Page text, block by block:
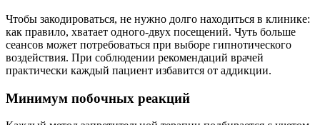
Чтобы закодироваться, не нужно долго находиться в клинике:
как правило, хватает одного-двух посещений. Чуть больше
сеансов может потребоваться при выборе гипнотического
воздействия. При соблюдении рекомендаций врачей
практически каждый пациент избавится от аддикции.
Минимум побочных реакций